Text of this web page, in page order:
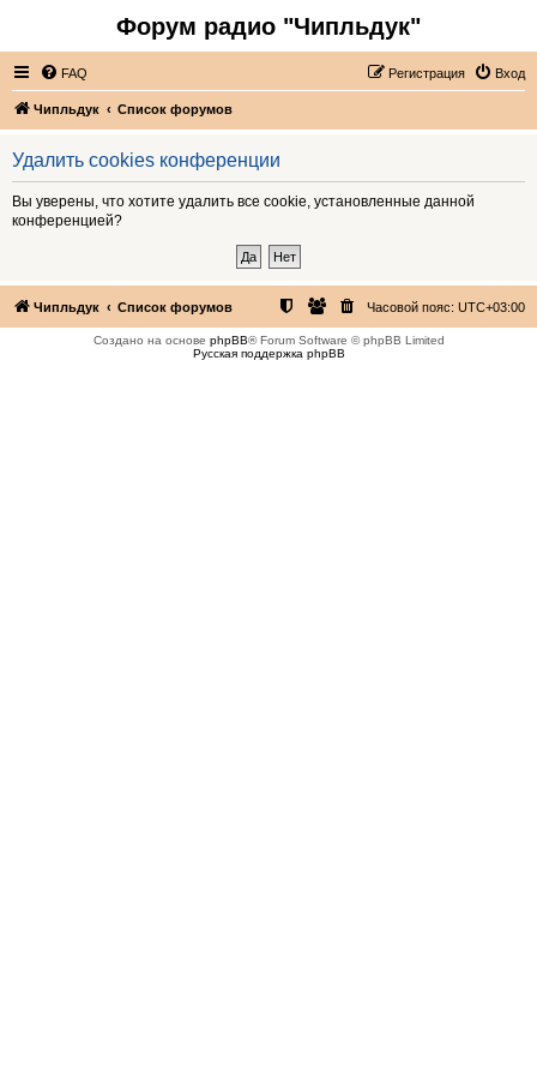
Форум радио "Чипльдук"
FAQ Вход
Регистрация
Чипльдук Список форумов
Удалить cookies конференции
Вы уверены, что хотите удалить все cookie, установленные данной
конференцией?
Чипльдук Список форумов Часовой пояс: UTC+03:00
Создано на основе phpBB® Forum Software © phpBB Limited
Русская поддержка phpBB